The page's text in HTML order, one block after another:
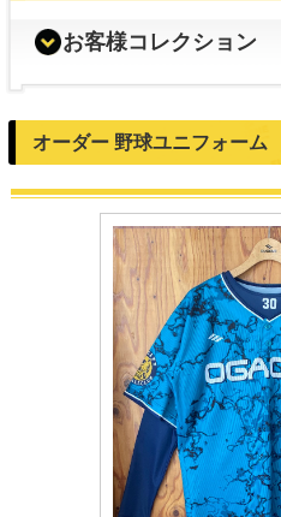
お客様コレクション
オーダー 野球ユニフォー